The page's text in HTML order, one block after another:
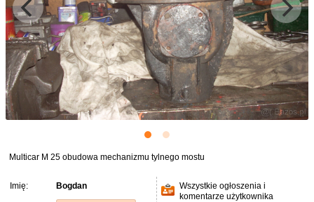
Multicar M 25 obudowa mechanizmu tylnego mostu
Imię: Bogdan
Wszystkie ogłoszenia i
komentarze użytkownika